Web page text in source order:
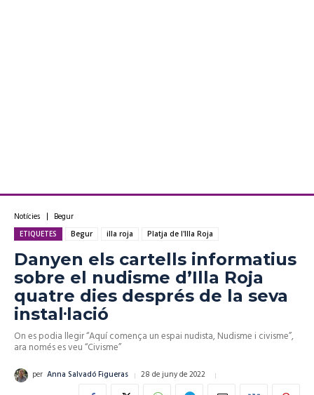
Notícies Begur
ETIQUETES Begur illa roja Platja de l'Illa Roja
Danyen els cartells informatius
sobre el nudisme d’Illa Roja
quatre dies després de la seva
instal·lació
On es podia llegir “Aquí comença un espai nudista, Nudisme i civisme”,
ara només es veu “Civisme”
per Anna Salvadó Figueras 28 de juny de 2022